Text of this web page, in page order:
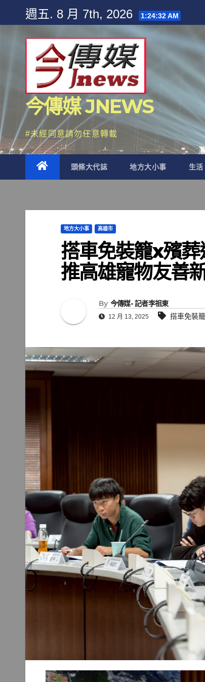
content
週五. 8 月 7th, 2026 1:24:34 AM
今傳媒 JNEWS
#未經同意請勿任意轉載
頭條大代誌 地方大小事 生
地方大小事 高雄市
搭車免裝籠x殯
推高雄寵物友善
By 今傳媒- 記者李祖東
12 月 13, 2025 搭車免裝